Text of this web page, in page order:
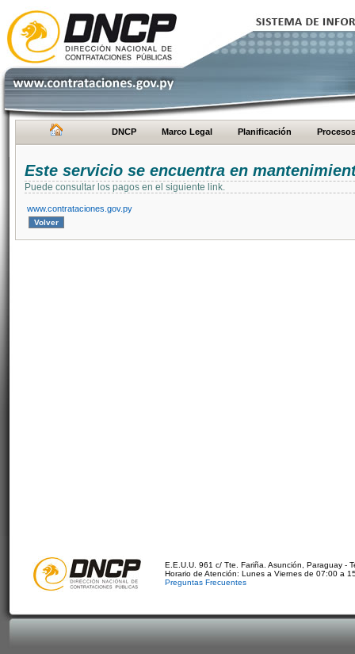
DNCP Marco Legal Planificación Procesos
Este servicio se encuentra en
Puede consultar los pagos en el siguiente link.
www.contrataciones.gov.py
E.E.U.U. 961 c/ Tte. Fariña. Asunción, Paraguay -
Horario de Atención: Lunes a Viernes de 07:00 a
Preguntas Frecuentes